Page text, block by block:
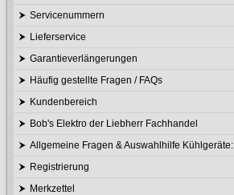
Servicenummern
Lieferservice
Garantieverlängerungen
Häufig gestellte Fragen / FAQs
Kundenbereich
Bob's Elektro der Liebherr Fachhandel
Allgemeine Fragen & Auswahlhilfe Kühlgeräte:
Registrierung
Merkzettel